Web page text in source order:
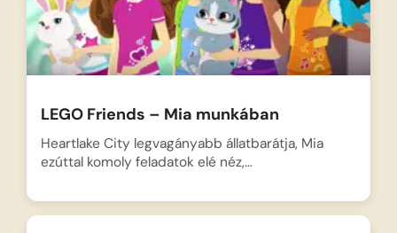
LEGO Friends – Mia munkában
Heartlake City legvagányabb állatbarátja, Mia
ezúttal komoly feladatok elé néz,…